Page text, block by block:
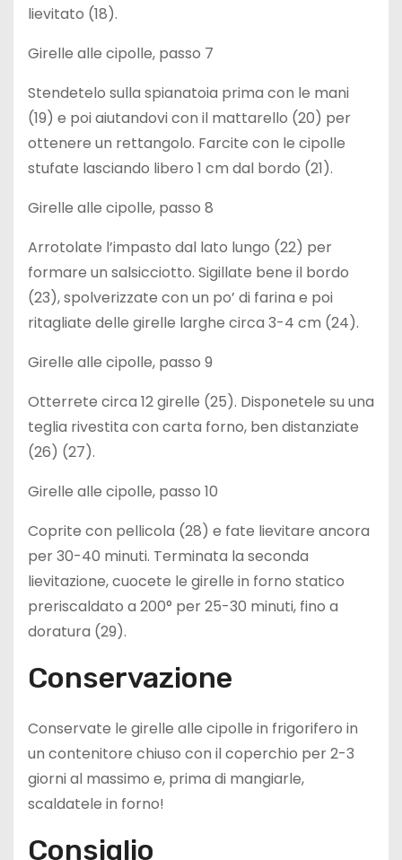
lievitato (18).
Girelle alle cipolle, passo 7
Stendetelo sulla spianatoia prima con le mani
(19) e poi aiutandovi con il mattarello (20) per
ottenere un rettangolo. Farcite con le cipolle
stufate lasciando libero 1 cm dal bordo (21).
Girelle alle cipolle, passo 8
Arrotolate l’impasto dal lato lungo (22) per
formare un salsicciotto. Sigillate bene il bordo
(23), spolverizzate con un po’ di farina e poi
ritagliate delle girelle larghe circa 3-4 cm (24).
Girelle alle cipolle, passo 9
Otterrete circa 12 girelle (25). Disponetele su una
teglia rivestita con carta forno, ben distanziate
(26) (27).
Girelle alle cipolle, passo 10
Coprite con pellicola (28) e fate lievitare ancora
per 30-40 minuti. Terminata la seconda
lievitazione, cuocete le girelle in forno statico
preriscaldato a 200° per 25-30 minuti, fino a
doratura (29).
Conservazione
Conservate le girelle alle cipolle in frigorifero in
un contenitore chiuso con il coperchio per 2-3
giorni al massimo e, prima di mangiarle,
scaldatele in forno!
Consiglio